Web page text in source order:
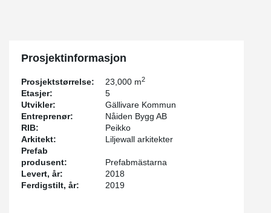
Prosjektinformasjon
Prosjektstørrelse: 23,000 m2
Etasjer:
5
Utvikler:
Gällivare Kommun
Entreprenør:
Nåiden Bygg AB
RIB:
Peikko
Arkitekt:
Liljewall arkitekter
Prefab
produsent:
Prefabmästarna
Levert, år:
2018
Ferdigstilt, år:
2019